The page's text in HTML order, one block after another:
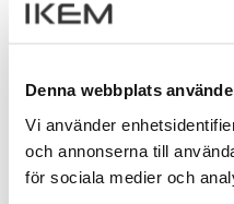
Denna webbplats
Vi använder
och annonserna till
för sociala medier och
priser och kvalitet. Hon
incitament för kunderna
Hon välkomnade
Europa, men industrin
konkurrens.